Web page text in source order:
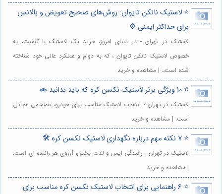
⭐️ لاستیک نانکن تایوان: روش‌های صحیح تعویض و بالانس
برای حداکثر ایمنی ⚙️
لاستیک در تهران - در دنیای امروز، خرید یک لاستیک با کیفیت، به
خصوص لاستیک نانکن تایوان ، که به دوام و عملکرد عالی خود شناخته
شده است،. | مشاهده و خرید
⭐️ 10 ویژگی برتر لاستیک نکسن کره که باید بدانید 🚗
لاستیک در تهران - انتخاب لاستیک مناسب برای خودرو، تصمیمی حیاتی
است. | مشاهده و خرید
⭐️ 7 نکته مهم درباره نگهداری لاستیک نکسن کره 🛠️
لاستیک در تهران - رانندگی ایمن و لذت بخش، آرزوی هر راننده ای است.
| مشاهده و خرید
⭐️ 6 راهنمایی برای انتخاب لاستیک نکسن کره مناسب برای